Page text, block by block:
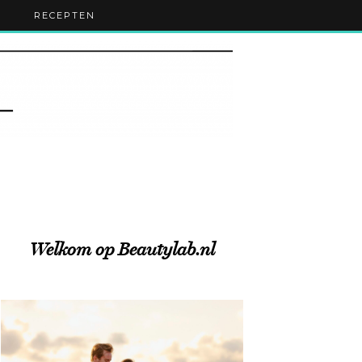
RECEPTEN
Welkom op Beautylab.nl